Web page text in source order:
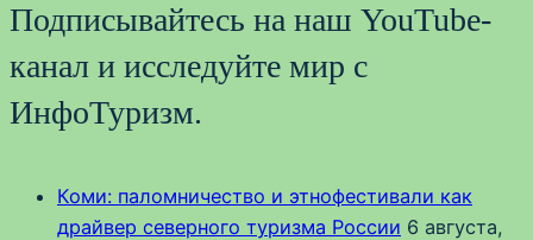
Подписывайтесь на наш YouTube-
канал и исследуйте мир с
ИнфоТуризм.
Коми: паломничество и этнофестивали как
драйвер северного туризма России 6 августа,